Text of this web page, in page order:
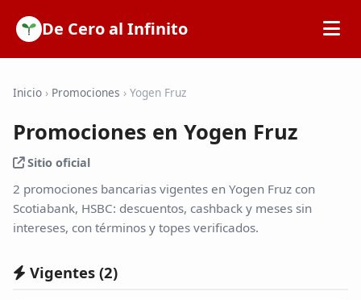
De Cero al Infinito
SOFIPOs
Calculadoras
Tarjetas de Crédito
Inicio › Promociones › Yogen Fruz
Promociones en Yogen Fruz
Sitio oficial
2 promociones bancarias vigentes en Yogen Fruz con
Scotiabank, HSBC: descuentos, cashback y meses sin
intereses, con términos y topes verificados.
Vigentes (2)